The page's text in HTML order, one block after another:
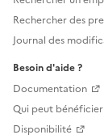
Rechercher des
Journal des
Besoin d'aide ?
Documentation
Qui peut
Disponibilité